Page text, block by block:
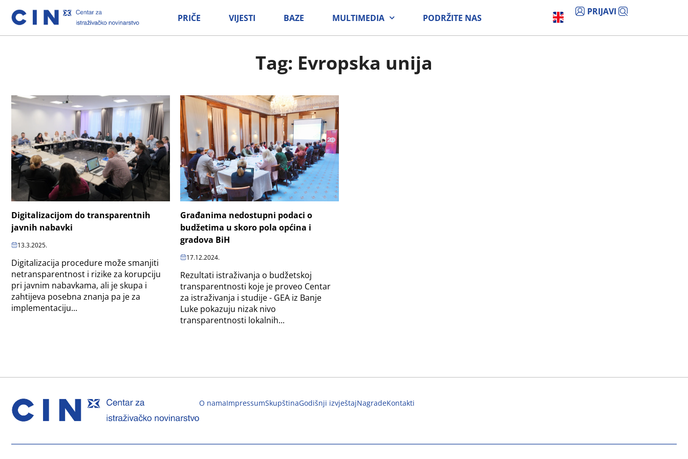
PRIČE VIJESTI BAZE MULTIMEDIA PODRŽITE NAS
PRIJAVI
Tag: Evropska unija
Digitalizacijom do transparentnih
javnih nabavki
13.3.2025.
Digitalizacija procedure može smanjiti
netransparentnost i rizike za korupciju
pri javnim nabavkama, ali je skupa i
zahtijeva posebna znanja pa je za
implementaciju...
Građanima nedostupni podaci o
budžetima u skoro pola općina i
gradova BiH
17.12.2024.
Rezultati istraživanja o budžetskoj
transparentnosti koje je proveo Centar
za istraživanja i studije - GEA iz Banje
Luke pokazuju nizak nivo
transparentnosti lokalnih...
O namaImpressumSkupštinaGodišnji izvještajNagradeKontakti